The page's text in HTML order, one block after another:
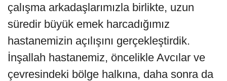
çalışma arkadaşlarımızla birlikte, uzun
süredir büyük emek harcadığımız
hastanemizin açılışını gerçekleştirdik.
İnşallah hastanemiz, öncelikle Avcılar ve
çevresindeki bölge halkına, daha sonra da